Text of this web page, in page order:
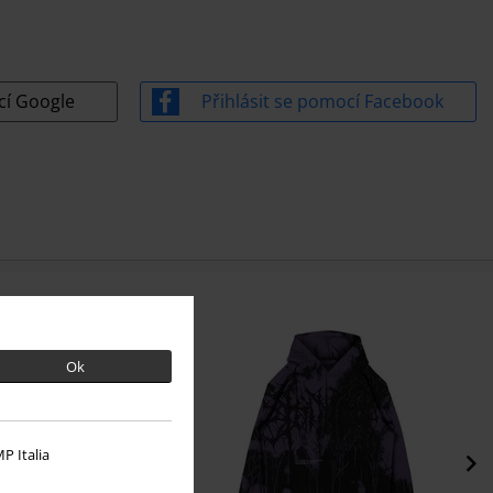
Ok
Italia
Google
Přihlásit se pomocí Facebook